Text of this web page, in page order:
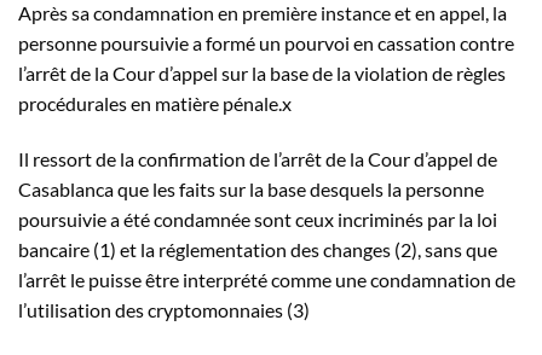
Après sa condamnation en première instance et en appel, la
personne poursuivie a formé un pourvoi en cassation contre
l’arrêt de la Cour d’appel sur la base de la violation de règles
procédurales en matière pénale.x
Il ressort de la confirmation de l’arrêt de la Cour d’appel de
Casablanca que les faits sur la base desquels la personne
poursuivie a été condamnée sont ceux incriminés par la loi
bancaire (1) et la réglementation des changes (2), sans que
l’arrêt le puisse être interprété comme une condamnation de
l’utilisation des cryptomonnaies (3)